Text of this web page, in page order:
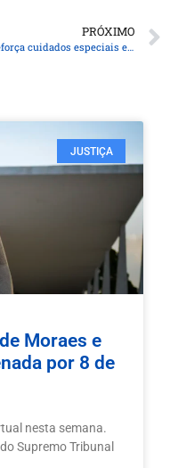
PRÓXIMO
IAT reforça cuidados especiais em áreas de campos de altitude do Pico Paraná
JUSTIÇA
Moraes e
por 8 de
nesta semana.
Supremo Tribunal